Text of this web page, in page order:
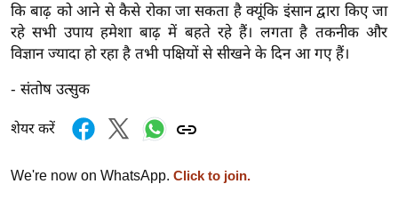
र्ल्ड
न्यू
ज
ब्री
म
रं
कि बाढ़ को आने से कैसे रोका जा सकता है क्यूंकि इंसान द्वारा किए जा
रहे सभी उपाय हमेशा बाढ़ में बहते रहे हैं। लगता है तकनीक और
विज्ञान ज्यादा हो रहा है तभी पक्षियों से सीखने के दिन आ गए हैं।
- संतोष उत्सुक
शेयर करें
We're now on WhatsApp. Click to join.